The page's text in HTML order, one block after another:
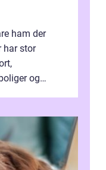
ham der
har stor
og